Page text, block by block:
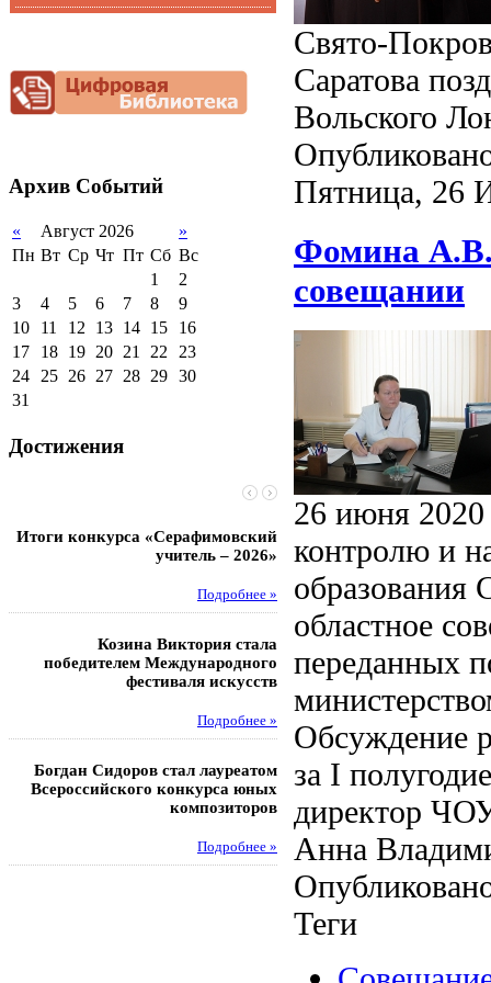
Снижение
документационной
нагрузки
Архив Событий
« Август 2026
»
Пн Вт Ср Чт Пт Сб Вс
1
2
3
4 5 6 7 8
9
10
11 12 13 14 15
16
17
18 19 20 21 22 23
24 25 26 27 28 29 30
31
Достижения
Итоги конкурса «Серафимовский
учитель – 2026»
Подробнее »
Козина Виктория стала
победителем Международного
фестиваля искусств
Подробнее »
Богдан Сидоров стал лауреатом
Всероссийского конкурса юных
композиторов
Подробнее »
областных
турнира
Педагоги
победителями
этапа XXI
конкурса «За
подвиг
Свято-
Саратова
Вольского
Пятница, 26
Фомина А.В.
совещании
26 июня 2020
контролю и
образования
областное
переданных
Обсуждение
за I
директор
Анна
Теги